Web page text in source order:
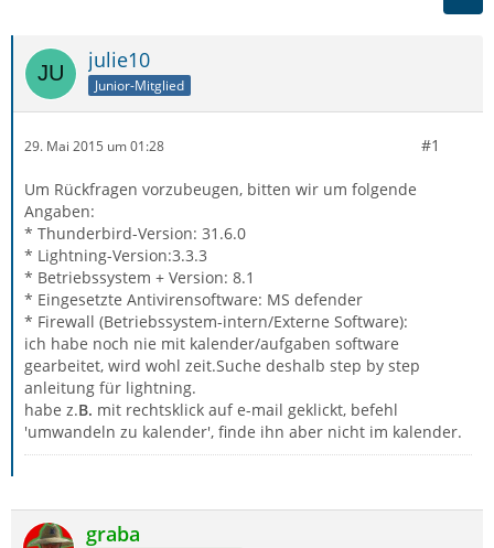
julie10
Junior-Mitglied
29. Mai 2015 um 01:28 #1
Um Rückfragen vorzubeugen, bitten wir um folgende
Angaben:
* Thunderbird-Version: 31.6.0
* Lightning-Version:3.3.3
* Betriebssystem + Version: 8.1
* Eingesetzte Antivirensoftware: MS defender
* Firewall (Betriebssystem-intern/Externe Software):
ich habe noch nie mit kalender/aufgaben software
gearbeitet, wird wohl zeit.Suche deshalb step by step
anleitung für lightning.
habe z.B. mit rechtsklick auf e-mail geklickt, befehl
'umwandeln zu kalender', finde ihn aber nicht im kalender.
graba